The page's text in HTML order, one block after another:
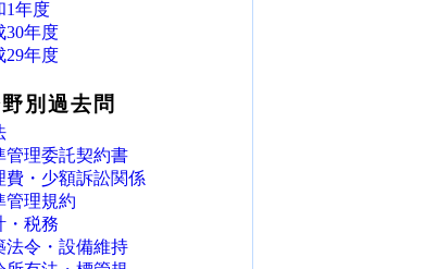
1年度
30年度
29年度
別過去問
管理委託契約書
費・少額訴訟関係
管理規約
・税務
法令・設備維持